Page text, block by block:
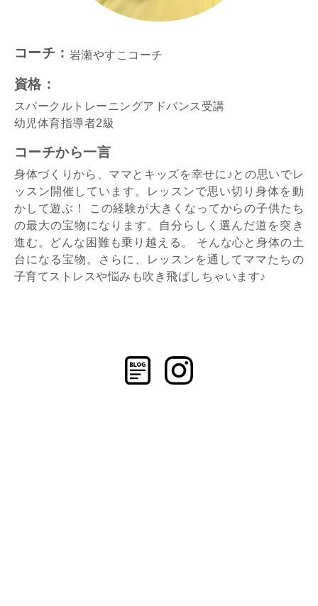
コーチ： 岩瀬やすこコーチ
資格：
スパークルトレーニングアドバンス受講
幼児体育指導者2級
コーチから一言
身体づくりから、ママとキッズを幸せに♪との思いでレ
ッスン開催しています。レッスンで思い切り身体を動
かして遊ぶ！ この経験が大きくなってからの子供たち
の最大の宝物になります。自分らしく選んだ道を突き
進む。どんな困難も乗り越える。 そんな心と身体の土
台になる宝物。さらに、レッスンを通してママたちの
子育てストレスや悩みも吹き飛ばしちゃいます♪